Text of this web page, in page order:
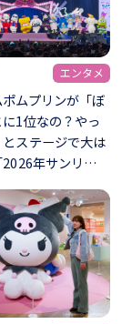
エンタメ
ムプリンが「ぼ
1位なの？やっ
ステージで大は
年サンリ…